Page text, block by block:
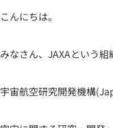
こんにちは。
みなさん、JAXAという組
宇宙航空研究開発機構